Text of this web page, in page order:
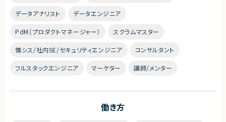
データアナリスト データエンジニア
PdM（プロダクトマネージャー） スクラムマスター
情シス/社内SE/セキュリティエンジニア コンサルタント
フルスタックエンジニア マーケター 講師/メンター
働き方